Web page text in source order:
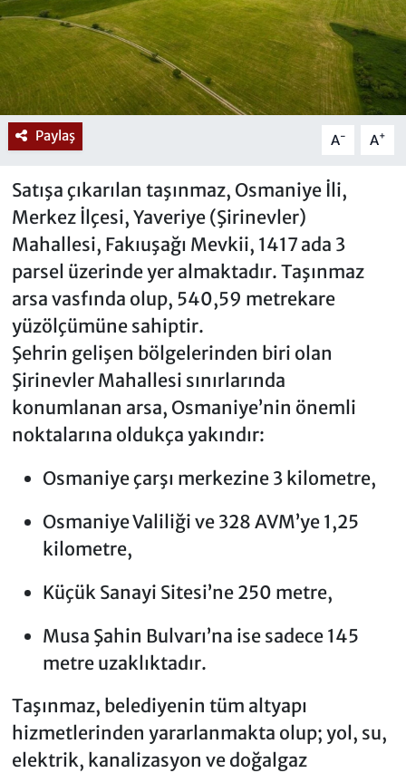
Paylaş A- A+
Satışa çıkarılan taşınmaz, Osmaniye İli,
Merkez İlçesi, Yaveriye (Şirinevler)
Mahallesi, Fakıuşağı Mevkii, 1417 ada 3
parsel üzerinde yer almaktadır. Taşınmaz
arsa vasfında olup, 540,59 metrekare
yüzölçümüne sahiptir.
Şehrin gelişen bölgelerinden biri olan
Şirinevler Mahallesi sınırlarında
konumlanan arsa, Osmaniye’nin önemli
noktalarına oldukça yakındır:
Osmaniye çarşı merkezine 3 kilometre,
Osmaniye Valiliği ve 328 AVM’ye 1,25
kilometre,
Küçük Sanayi Sitesi’ne 250 metre,
Musa Şahin Bulvarı’na ise sadece 145
metre uzaklıktadır.
Taşınmaz, belediyenin tüm altyapı
hizmetlerinden yararlanmakta olup; yol, su,
elektrik, kanalizasyon ve doğalgaz